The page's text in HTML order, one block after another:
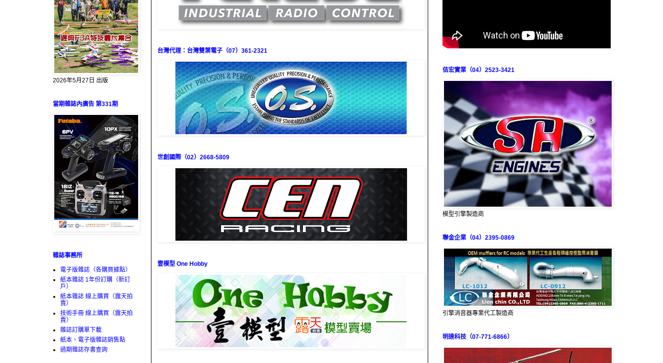
台灣代理：台灣雙葉電子（07）361-2321
世創國際（02）2668-5809
壹模型 One Hobby
2026年5月27日 出版
當期雜誌內廣告 第331期
雜誌事務所
電子版雜誌（各購買據點）
紙本雜誌 1年份訂購（新訂
戶）
紙本雜誌 線上購買（露天拍
賣）
技術手冊 線上購買（露天拍
賣）
雜誌訂購單下載
紙本、電子版雜誌銷售點
過期雜誌存書查詢
佶宏實業（04）2523-3421
模型引擎製造商
聯金企業（04）2395-0869
引擎消音器專業代工製造商
明達科技（07-771-6866）